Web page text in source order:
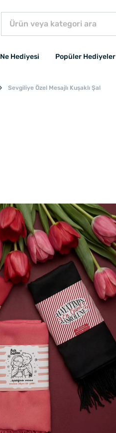
Ne Hediyesi Popüler Hediyeler
Sevgiliye Özel Mesajlı Kuşaklı Şal